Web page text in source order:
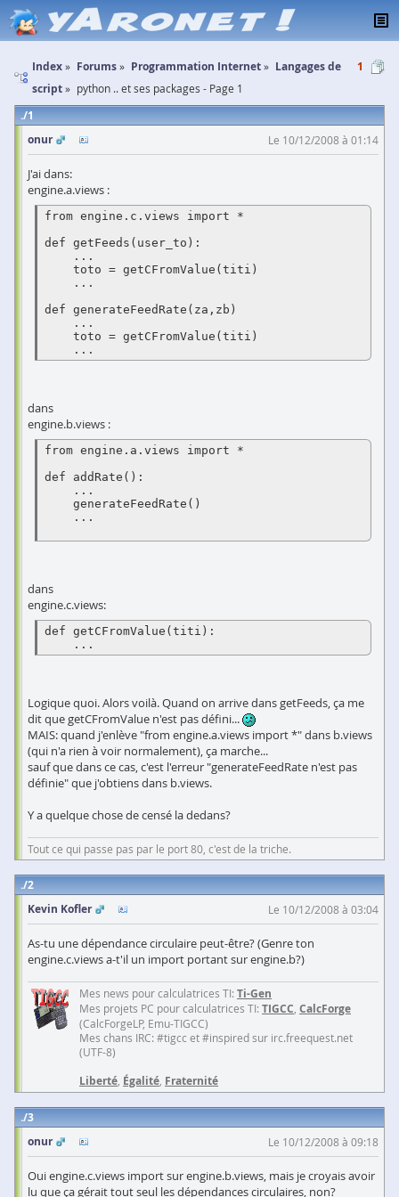
Index Forums Programmation Internet
Langages de
script
python .. et ses packages - Page 1
1
1
onur
Le 10/12/2008 à 01:14
J'ai dans:
engine.a.views :
from engine.c.views import *
def getFeeds(user_to):
def generateFeedRate(za,zb)
dans
engine.b.views :
from engine.a.views import *
def addRate():
dans
engine.c.views:
def getCFromValue(titi):
Logique quoi. Alors voilà. Quand on arrive dans getFeeds, ça me
dit que getCFromValue n'est pas défini...
MAIS: quand j'enlève "from engine.a.views import *" dans b.views
(qui n'a rien à voir normalement), ça marche...
sauf que dans ce cas, c'est l'erreur "generateFeedRate n'est pas
définie" que j'obtiens dans b.views.
Y a quelque chose de censé la dedans?
Tout ce qui passe pas par le port 80, c'est de la triche.
2
Kevin Kofler
Le 10/12/2008 à 03:04
As-tu une dépendance circulaire peut-être? (Genre ton
engine.c.views a-t'il un import portant sur engine.b?)
Mes news pour calculatrices TI: Ti-Gen
Mes projets PC pour calculatrices TI: TIGCC CalcForge
(CalcForgeLP, Emu-TIGCC)
Mes chans IRC: #tigcc et #inspired sur irc.freequest.net
(UTF-8)
Liberté Égalité Fraternité
3
onur
Le 10/12/2008 à 09:18
Oui engine.c.views import sur engine.b.views, mais je croyais avoir
lu que ça gérait tout seul les dépendances circulaires, non?